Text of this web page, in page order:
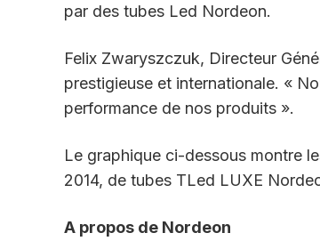
par des tubes Led Nordeon.
Felix Zwaryszczuk, Directeur
prestigieuse et internationale. «
performance de nos produits ».
Le graphique ci-dessous montre
2014, de tubes TLed LUXE
A propos de Nordeon